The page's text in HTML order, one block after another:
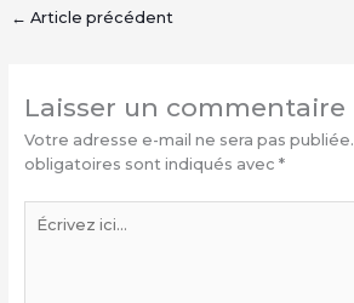
← Article précédent
Laisser un commentaire
Votre adresse e-mail ne sera pas publiée.
obligatoires sont indiqués avec *
ici…